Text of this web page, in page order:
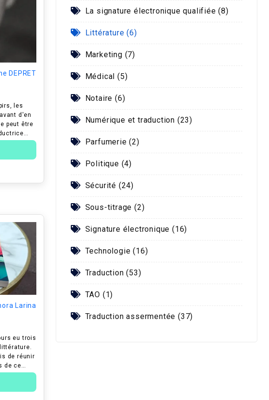
DEPRET
les
d'en
peut être
Larina
eu trois
de réunir
de ce
La signature électronique qualifiée (8)
Littérature (6)
Marketing (7)
Médical (5)
Notaire (6)
Numérique et traduction (23)
Parfumerie (2)
Politique (4)
Sécurité (24)
Sous-titrage (2)
Signature électronique (16)
Technologie (16)
Traduction (53)
TAO (1)
Traduction assermentée (37)